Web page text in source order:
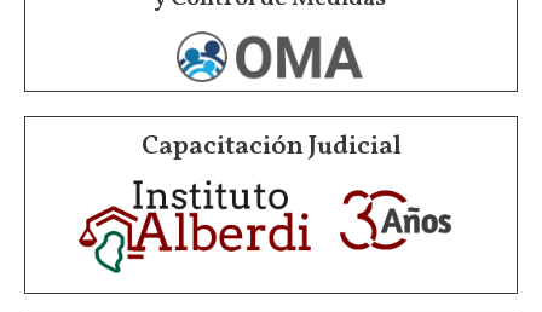
Capacitación Judicial